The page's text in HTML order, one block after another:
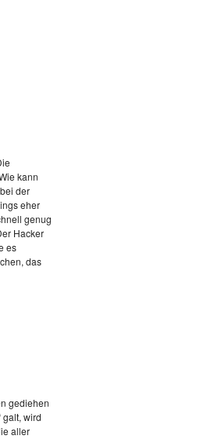
kann
der
eher
genug
Hacker
es
das
gediehen
wird
aller